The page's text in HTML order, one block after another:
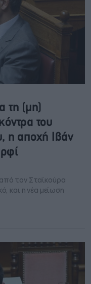
τη (μη)
του
η αποχή Ιβάν
τον Σταϊκούρα
και η νέα μείωση